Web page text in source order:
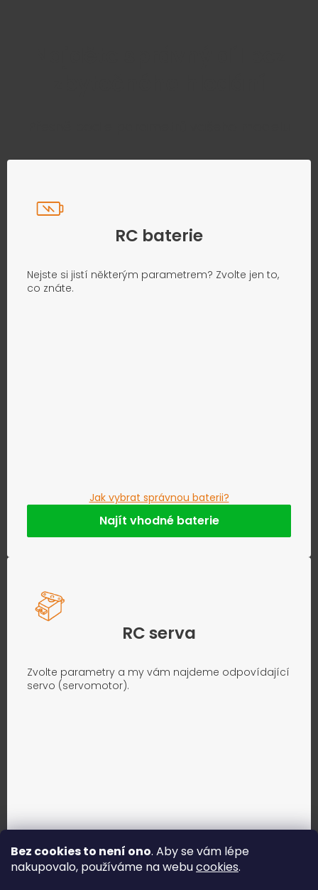
Bez cookies to není ono. Aby se vám lépe
nakupovalo, používáme na webucookies.
RC baterie
Nejste si jistí některým parametrem? Zvolte jen to,
co znáte.
Jak vybrat správnou baterii?
Najít vhodné baterie
RC serva
Zvolte parametry a my vám najdeme odpovídající
servo (servomotor).